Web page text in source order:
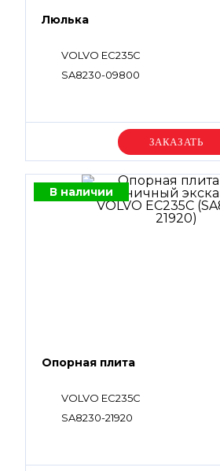
Люлька
VOLVO EC235C
SA8230-09800
Уточняйте цену
В наличии
Опорная плита
VOLVO EC235C
SA8230-21920